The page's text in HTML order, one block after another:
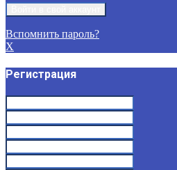
Вспомнить пароль?
X
Регистрация